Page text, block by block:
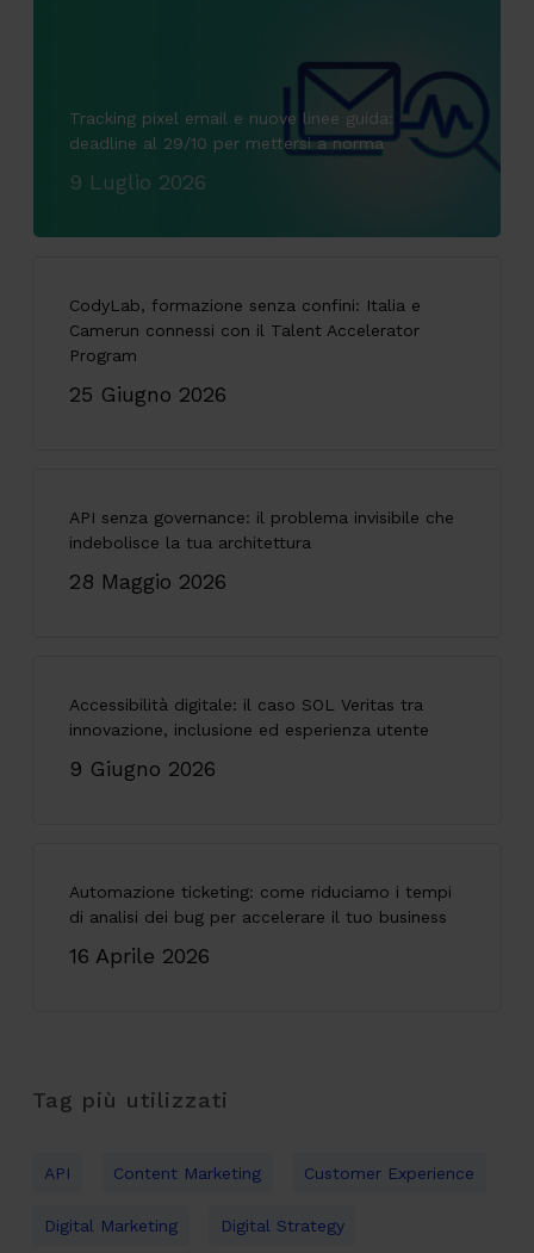
Tracking pixel email e nuove linee guida:
deadline al 29/10 per mettersi a norma
9 Luglio 2026
CodyLab, formazione senza confini: Italia e
Camerun connessi con il Talent Accelerator
Program
25 Giugno 2026
API senza governance: il problema invisibile che
indebolisce la tua architettura
28 Maggio 2026
Accessibilità digitale: il caso SOL Veritas tra
innovazione, inclusione ed esperienza utente
9 Giugno 2026
Automazione ticketing: come riduciamo i tempi
di analisi dei bug per accelerare il tuo business
16 Aprile 2026
Tag più utilizzati
API Content Marketing Customer Experience
Digital Marketing Digital Strategy